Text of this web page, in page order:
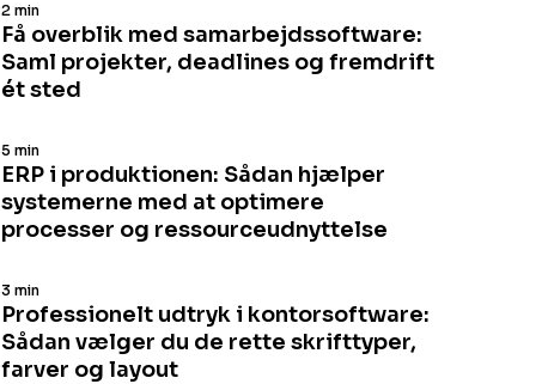
Få overblik med samarbejdssoftware:
Saml projekter, deadlines og fremdrift
ét sted
2 min
ERP i produktionen: Sådan hjælper
systemerne med at optimere
processer og ressourceudnyttelse
5 min
Professionelt udtryk i kontorsoftware:
Sådan vælger du de rette skrifttyper,
farver og layout
3 min